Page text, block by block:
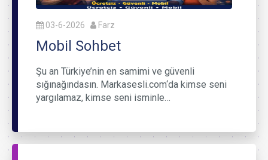
03-6-2026 Farz
Mobil Sohbet
Şu an Türkiye’nin en samimi ve güvenli
sığınağındasın. Markasesli.com‘da kimse seni
yargılamaz, kimse seni isminle…